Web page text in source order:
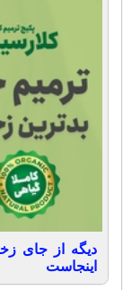
دیگه از جای
اینجاست